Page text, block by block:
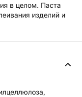
в целом. Паста
изделий и